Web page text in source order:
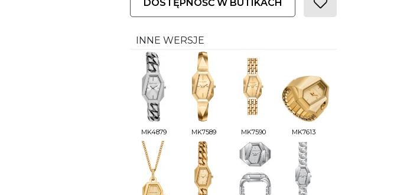
DOSTĘPNOŚĆ W BUTIKACH
INNE WERSJE
MK4879 MK7589 MK7590 MK7613